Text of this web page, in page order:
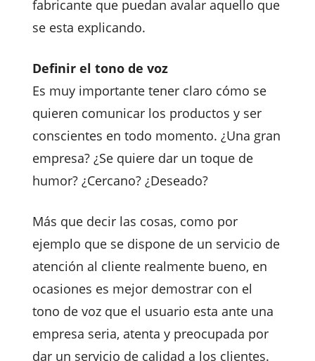
fabricante que puedan avalar aquello que
se esta explicando.
Definir el tono de voz
Es muy importante tener claro cómo se
quieren comunicar los productos y ser
conscientes en todo momento. ¿Una gran
empresa? ¿Se quiere dar un toque de
humor? ¿Cercano? ¿Deseado?
Más que decir las cosas, como por
ejemplo que se dispone de un servicio de
atención al cliente realmente bueno, en
ocasiones es mejor demostrar con el
tono de voz que el usuario esta ante una
empresa seria, atenta y preocupada por
dar un servicio de calidad a los clientes.